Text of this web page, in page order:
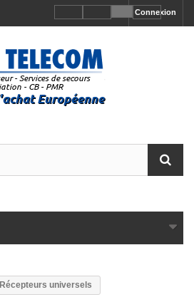
Connexion
Récepteurs universels